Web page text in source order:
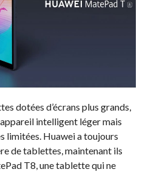
dotées d’écrans plus grands,
intelligent léger mais
limitées. Huawei a toujours
de tablettes, maintenant ils
T8, une tablette qui ne